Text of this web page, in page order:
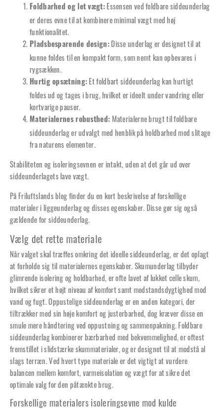
Foldbarhed og let vægt:Essensen ved foldbare siddeunderlag
er deres evne til at kombinere minimal vægt med høj
funktionalitet.
Pladsbesparende design:Disse underlag er designet til at
kunne foldes til en kompakt form, som nemt kan opbevares i
rygsækken.
Hurtig opsætning: Et foldbart siddeunderlag kan hurtigt
foldes ud og tages i brug, hvilket er ideelt under vandring eller
kortvarige pauser.
Materialernes robusthed: Materialerne brugt til foldbare
siddeunderlag er udvalgt med henblik på holdbarhed mod slitage
fra naturens elementer.
Stabiliteten og isoleringsevnen er intakt, uden at det går ud over
siddeunderlagets lave vægt.
På Friluftslands blog finder du en kort beskrivelse afforskellige
materialer i liggeunderlag og disses egenskaber. Disse gør sig også
gældende for siddeunderlag.
Vælg det rette materiale
Når valget skal træffes omkring det ideelle siddeunderlag, er det oplagt
at forholde sig til materialernes egenskaber. Skumunderlag tilbyder
glimrende isolering og holdbarhed, er ofte lavet af lukket celle skum,
hvilket sikrer et højt niveau af komfort samt modstandsdygtighed mod
vand og fugt. Oppustelige siddeunderlag er en anden kategori, der
tiltrækker med sin høje komfort og justerbarhed, dog kræver disse en
smule mere håndtering ved oppustning og sammenpakning. Foldbare
siddeunderlag kombinerer bærbarhed med bekvemmelighed, er oftest
fremstillet i slidstærke skummaterialer, og er designet til at modstå al
slags terræn. Ved hvert type materiale er det vigtigt at vurdere
balancen mellem komfort, varmeisolation og vægt for at sikre det
optimale valg for den påtænkte brug.
Forskellige materialers isoleringsevne mod kulde